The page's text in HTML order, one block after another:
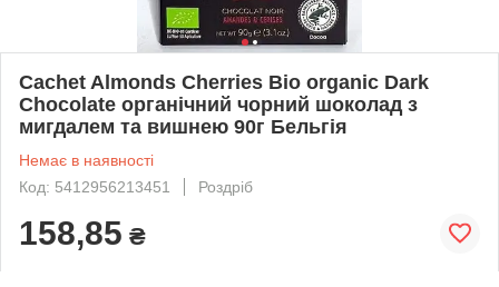
Cachet Almonds Cherries Bio organic Dark
Chocolate органічний чорний шоколад з
мигдалем та вишнею 90г Бельгія
Немає в наявності
Код: 5412956213451
Роздріб
158,85 ₴